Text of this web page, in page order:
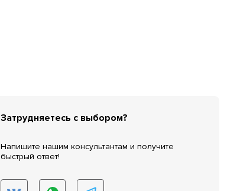
Затрудняетесь с выбором?
Напишите нашим консультантам и получите
быстрый ответ!